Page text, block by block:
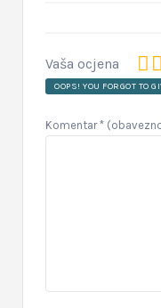
Vaša ocjena
OOPS! YOU FORGOT TO
Komentar*